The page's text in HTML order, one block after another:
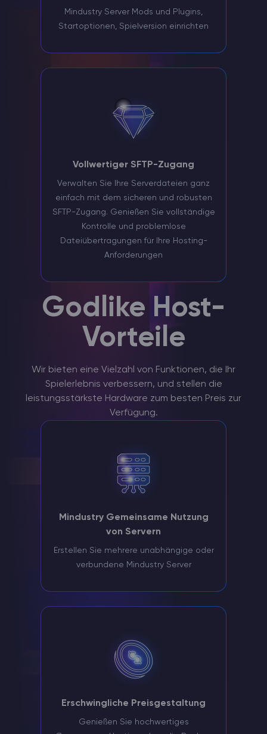
Mindustry Server Mods und Plugins,
Startoptionen, Spielversion einrichten
Vollwertiger SFTP-Zugang
Verwalten Sie Ihre Serverdateien ganz
einfach mit dem sicheren und robusten
SFTP-Zugang. Genießen Sie vollständige
Kontrolle und problemlose
Dateiübertragungen für Ihre Hosting-
Anforderungen
Godlike Host-
Vorteile
Wir bieten eine Vielzahl von Funktionen, die Ihr
Spielerlebnis verbessern, und stellen die
leistungsstärkste Hardware zum besten Preis zur
Verfügung.
Mindustry Gemeinsame Nutzung
von Servern
Erstellen Sie mehrere unabhängige oder
verbundene Mindustry Server
Erschwingliche Preisgestaltung
Genießen Sie hochwertiges